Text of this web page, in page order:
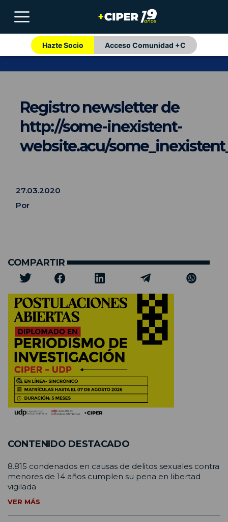
Hazte Socio Acceso Comunidad +C
Registro newsletter de
http://some-inexistent-
website.acu/
27.03.2020
Por
COMPARTIR
CONTENIDO DESTACADO
8.815 condenados en causas de delitos sexuales contra
menores de 14 años cumplen su pena en libertad
vigilada
VER MÁS